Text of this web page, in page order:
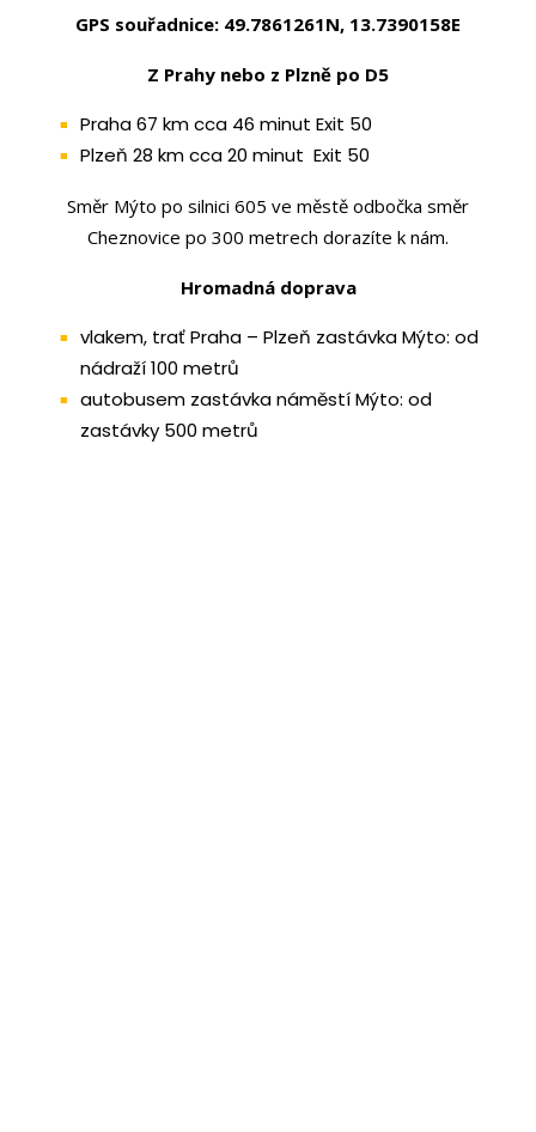
GPS souřadnice: 49.7861261N, 13.7390158E
Z Prahy nebo z Plzně po D5
Praha 67 km cca 46 minut Exit 50
Plzeň 28 km cca 20 minut Exit 50
Směr Mýto po silnici 605 ve městě odbočka směr
Cheznovice po 300 metrech dorazíte k nám.
Hromadná doprava
vlakem, trať Praha – Plzeň zastávka Mýto: od
nádraží 100 metrů
autobusem zastávka náměstí Mýto: od
zastávky 500 metrů